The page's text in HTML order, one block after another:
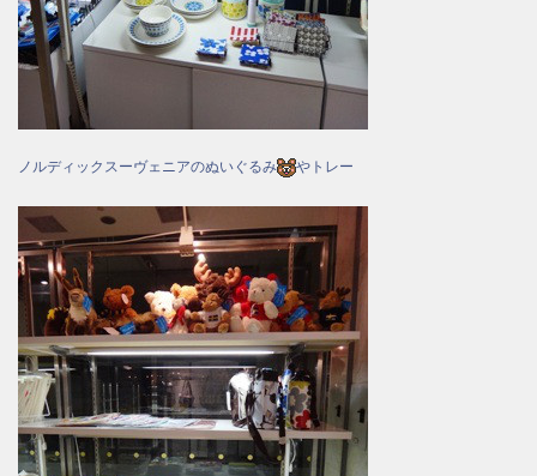
ノルディックスーヴェニアのぬいぐるみ やトレー